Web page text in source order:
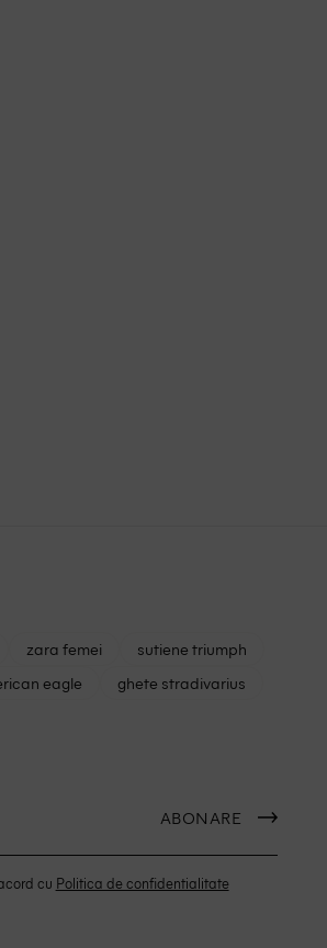
zara femei
sutiene triumph
eagle
ghete stradivarius
ABONARE
cu Politica de confidentialitate